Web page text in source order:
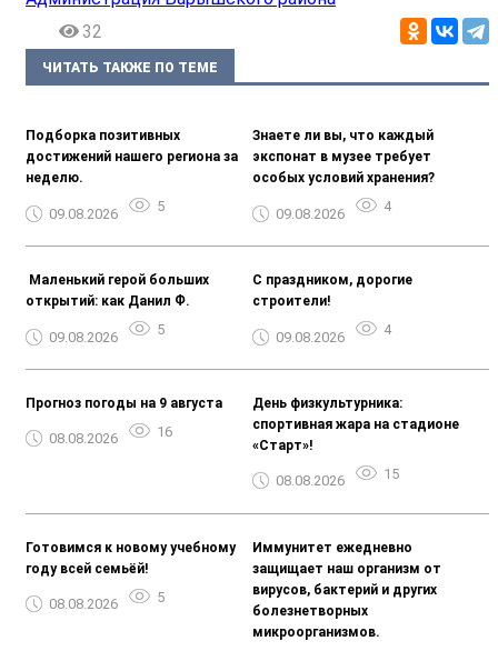
32
ЧИТАТЬ ТАКЖЕ ПО ТЕМЕ
Подборка позитивных
достижений нашего региона за
неделю.
09.08.2026 5
Знаете ли вы, что каждый
экспонат в музее требует
особых условий хранения?
09.08.2026 4
️ Маленький герой больших
открытий: как Данил Ф.
09.08.2026 5
С праздником, дорогие
строители!
09.08.2026 4
Прогноз погоды на 9 августа
08.08.2026 16
День физкультурника:
спортивная жара на стадионе
«Старт»!
08.08.2026 15
Готовимся к новому учебному
году всей семьёй!
08.08.2026 5
Иммунитет ежедневно
защищает наш организм от
вирусов, бактерий и других
болезнетворных
микроорганизмов.